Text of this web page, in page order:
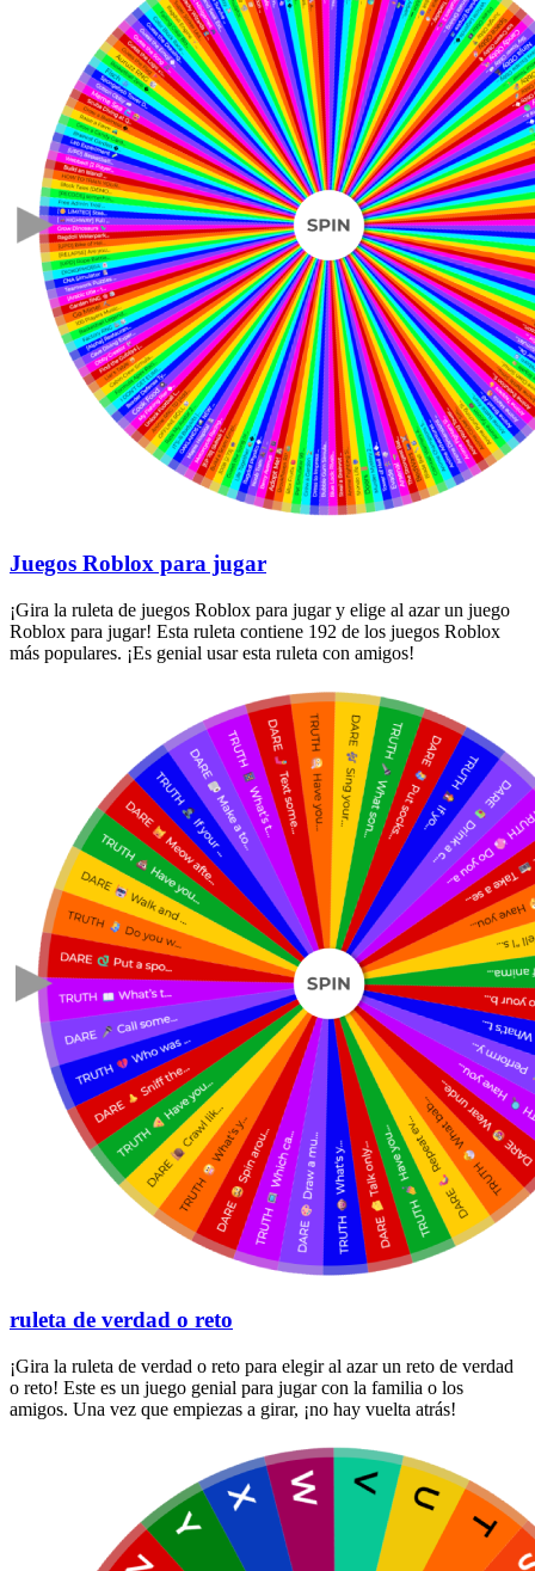
Juegos Roblox para jugar
¡Gira la ruleta de juegos Roblox para jugar y elige al azar un juego
Roblox para jugar! Esta ruleta contiene 192 de los juegos Roblox
más populares. ¡Es genial usar esta ruleta con amigos!
ruleta de verdad o reto
¡Gira la ruleta de verdad o reto para elegir al azar un reto de verdad
o reto! Este es un juego genial para jugar con la familia o los
amigos. Una vez que empiezas a girar, ¡no hay vuelta atrás!